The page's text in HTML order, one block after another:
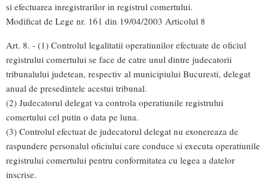
si efectuarea inregistrarilor in registrul comertului.
Modificat de Lege nr. 161 din 19/04/2003 Articolul 8
Art. 8. - (1) Controlul legalitatii operatiunilor efectuate de oficiul
registrului comertului se face de catre unul dintre judecatorii
tribunalului judetean, respectiv al municipiului Bucuresti, delegat
anual de presedintele acestui tribunal.
(2) Judecatorul delegat va controla operatiunile registrului
comertului cel putin o data pe luna.
(3) Controlul efectuat de judecatorul delegat nu exonereaza de
raspundere personalul oficiului care conduce si executa operatiunile
registrului comertului pentru conformitatea cu legea a datelor
inscrise.